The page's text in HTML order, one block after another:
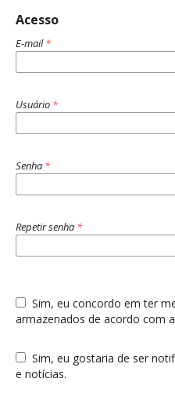
Acesso
E-mail*
Usuário *
Senha *
Repetir senha *
armazenados de acordo com a
e notícias.